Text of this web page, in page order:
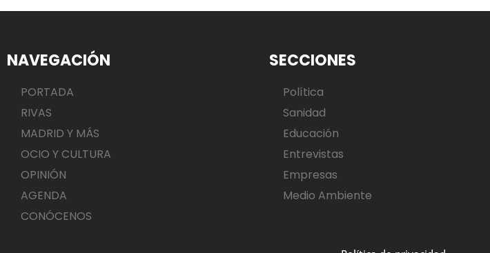
NAVEGACIÓN
PORTADA
RIVAS
MADRID Y MÁS
OCIO Y CULTURA
OPINIÓN
AGENDA
CONÓCENOS
SECCIONES
Política
Sanidad
Educación
Entrevistas
Empresas
Medio Ambiente